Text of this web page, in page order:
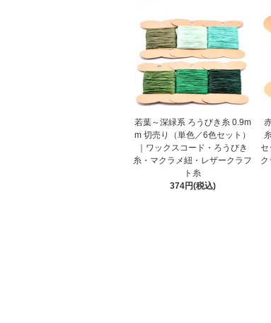
若葉～深緑系 ろうびき糸 0.9m
m 切売り（単色／6色セット）
｜ワックスコード・ろうびき
糸・マクラメ紐・レザークラフ
ト糸
374円(税込)
セ
ク